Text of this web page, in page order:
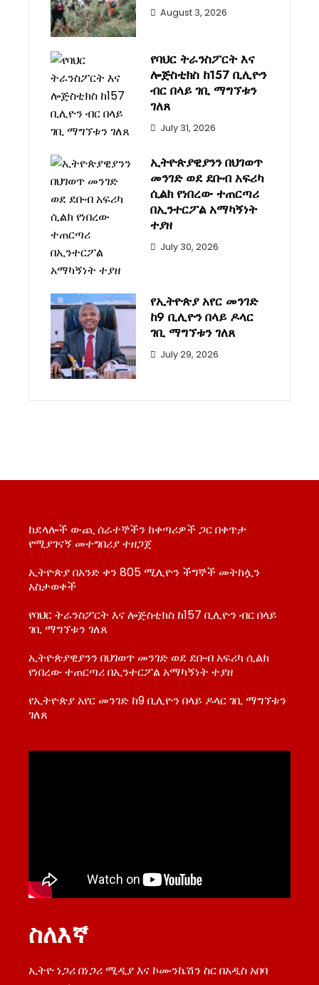
August 3, 2026
የባህር ትራንስፖርት እና
ሎጅስቲክስ ከ157 ቢሊዮን
ብር በላይ ገቢ ማግኘቱን
ገለጸ
July 31, 2026
ኢትዮጵያዊያንን በህገወጥ
መንገድ ወደ ደቡብ አፍሪካ
ሲልክ የነበረው ተጠርጣሪ
በኢንተርፖል አማካኝነት
ተያዘ
July 30, 2026
የኢትዮጵያ አየር መንገድ
ከ9 ቢሊዮን በላይ ዶላር
ገቢ ማግኘቱን ገለጸ
July 29, 2026
ከደላሎች ውጪ ሰራተኞችን ከቀጣሪዎች ጋር በቀጥታ
የሚያገናኝ መተግበሪያ ተዘጋጀ
ኢትዮጵያ በአንድ ቀን 805 ሚሊዮን ችግኞች መትከሏን
አስታወቀች
የባህር ትራንስፖርት እና ሎጅስቲክስ ከ157 ቢሊዮን ብር በላይ
ገቢ ማግኘቱን ገለጸ
ኢትዮጵያዊያንን በህገወጥ መንገድ ወደ ደቡብ አፍሪካ ሲልክ
የነበረው ተጠርጣሪ በኢንተርፖል አማካኝነት ተያዘ
የኢትዮጵያ አየር መንገድ ከ9 ቢሊዮን በላይ ዶላር ገቢ ማግኘቱን
ገለጸ
ስለእኛ
ኢትዮ ነጋሪ በነጋሪ ሚዲያ እና ኮሙንኬሽን ስር በአዲስ አበባ